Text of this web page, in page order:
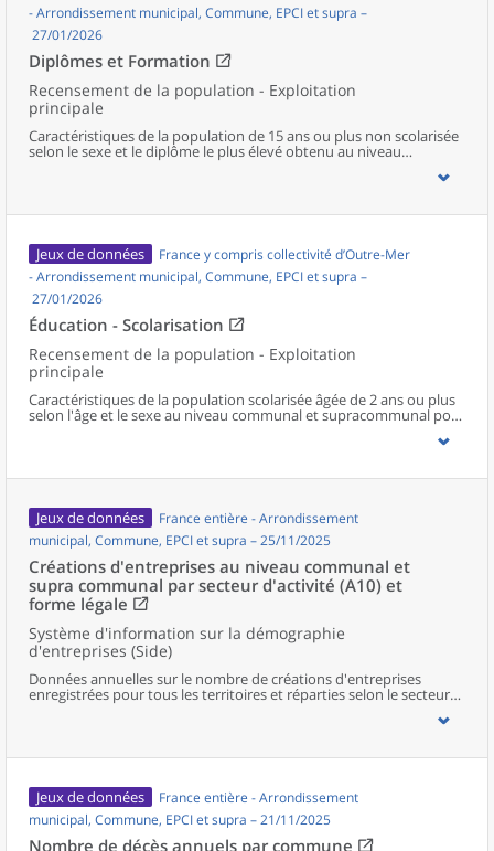
- Arrondissement municipal, Commune, EPCI et supra –
27/01/2026
Diplômes et Formation
Recensement de la population - Exploitation
principale
Caractéristiques de la population de 15 ans ou plus non scolarisée
selon le sexe et le diplôme le plus élevé obtenu au niveau
communal et supracommunal pour la France hors Mayotte.
Jeux de données
France y compris collectivité d’Outre-Mer
- Arrondissement municipal, Commune, EPCI et supra –
27/01/2026
Éducation - Scolarisation
Recensement de la population - Exploitation
principale
Caractéristiques de la population scolarisée âgée de 2 ans ou plus
selon l'âge et le sexe au niveau communal et supracommunal pour
la France hors Mayotte.
Jeux de données
France entière - Arrondissement
municipal, Commune, EPCI et supra – 25/11/2025
Créations d'entreprises au niveau communal et
supra communal par secteur d'activité (A10) et
forme légale
Système d'information sur la démographie
d'entreprises (Side)
Données annuelles sur le nombre de créations d'entreprises
enregistrées pour tous les territoires et réparties selon le secteur
d’activité et la forme légale.
Jeux de données
France entière - Arrondissement
municipal, Commune, EPCI et supra – 21/11/2025
Nombre de décès annuels par commune